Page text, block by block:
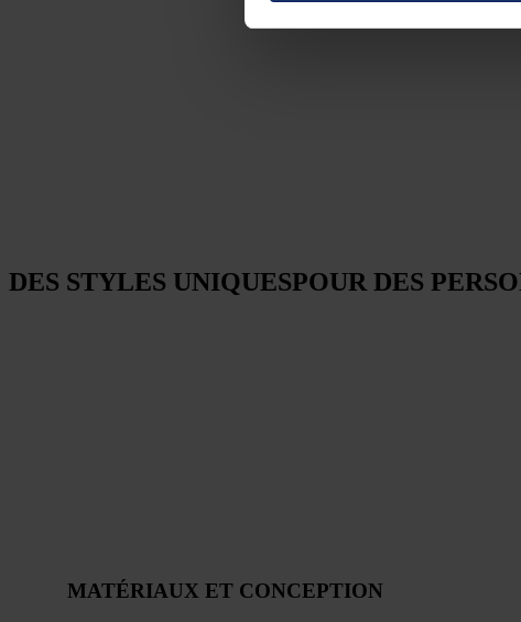
Further information on the
DES STYLES UNIQUESPOUR DES
MATÉRIAUX ET CONCEPTION